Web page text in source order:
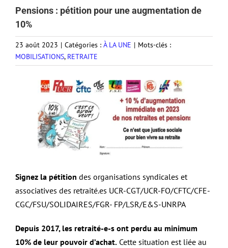
Pensions : pétition pour une augmentation de
10%
23 août 2023 | Catégories : À LA UNE | Mots-clés :
MOBILISATIONS, RETRAITE
Signez la pétition des organisations syndicales et
associatives des retraité.es UCR-CGT/UCR-FO/CFTC/CFE-
CGC/FSU/SOLIDAIRES/FGR- FP/LSR/E&S-UNRPA
Depuis 2017, les retraité-e-s ont perdu au minimum
10% de leur pouvoir d’achat. Cette situation est liée au